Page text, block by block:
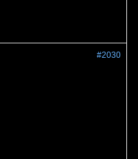
#2030